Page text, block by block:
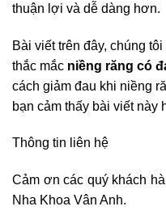
thuận lợi và dễ dàng hơn.
Bài viết trên đây, chúng
thắc mắc niềng răng có
cách giảm đau khi niềng
bạn cảm thấy bài viết này
Thông tin liên hệ
Cảm ơn các quý khách
Nha Khoa Vân Anh.